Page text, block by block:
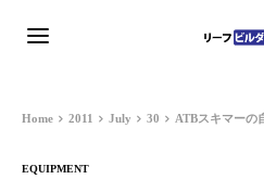
Home 2011 July 30 ATBスキマーの
EQUIPMENT